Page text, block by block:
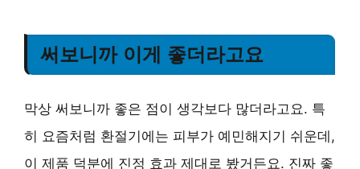
써보니까 이게 좋더라고요
막상 써보니까 좋은 점이 생각보다 많더라고요. 특
히 요즘처럼 환절기에는 피부가 예민해지기 쉬운데,
이 제품 덕분에 진정 효과 제대로 봤거든요. 진짜 좋